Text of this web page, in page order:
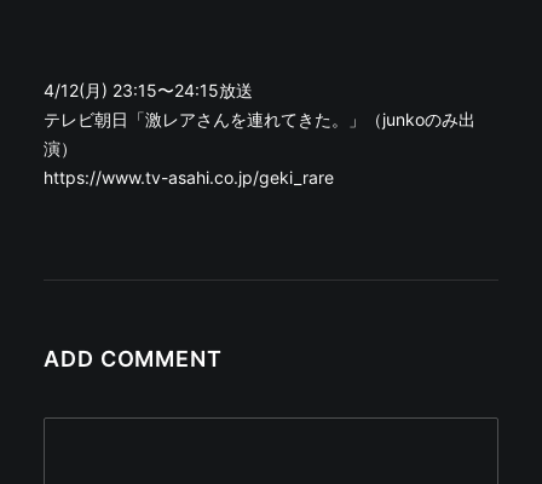
4/12(月) 23:15〜24:15放送
テレビ朝日「激レアさんを連れてきた。」（junkoのみ出
演）
https://www.tv-asahi.co.jp/geki_rare
ADD COMMENT